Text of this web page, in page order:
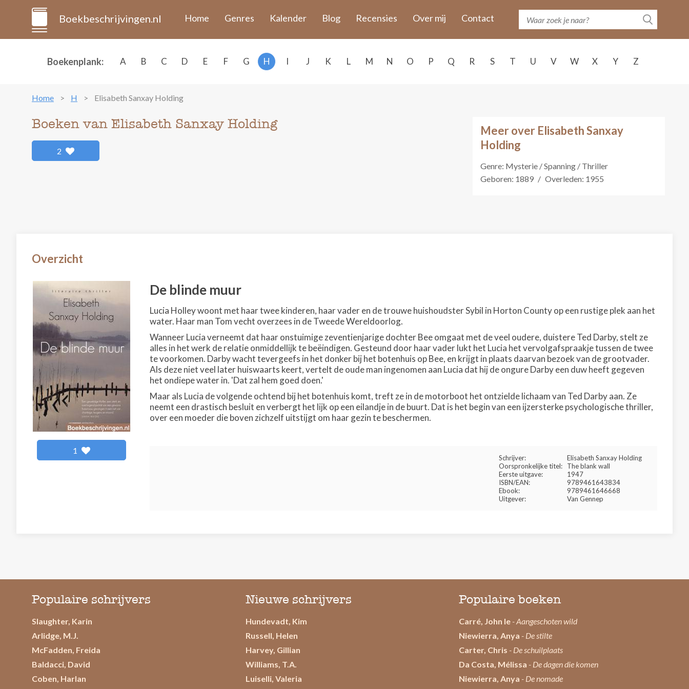
Boekbeschrijvingen.nl Home Genres Kalender Blog Recensies Over mij Contact
Boekenplank: A B C D E F G H I J K L M N O P Q R S T U V W X Y Z
Home H Elisabeth Sanxay Holding
Meer over Elisabeth Sanxay
Holding
Genre: Mysterie / Spanning / Thriller
Geboren: 1889 / Overleden: 1955
Boeken van Elisabeth Sanxay Holding
2
Overzicht
1
De blinde muur
Lucia Holley woont met haar twee kinderen, haar vader en de trouwe huishoudster Sybil in Horton County op een rustige plek aan het
water. Haar man Tom vecht overzees in de Tweede Wereldoorlog.
Wanneer Lucia verneemt dat haar onstuimige zeventienjarige dochter Bee omgaat met de veel oudere, duistere Ted Darby, stelt ze
alles in het werk de relatie onmiddellijk te beëindigen. Gesteund door haar vader lukt het Lucia het vervolgafspraakje tussen de twee
te voorkomen. Darby wacht tevergeefs in het donker bij het botenhuis op Bee, en krijgt in plaats daarvan bezoek van de grootvader.
Als deze niet veel later huiswaarts keert, vertelt de oude man ingenomen aan Lucia dat hij de ongure Darby een duw heeft gegeven
het ondiepe water in. 'Dat zal hem goed doen.'
Maar als Lucia de volgende ochtend bij het botenhuis komt, treft ze in de motorboot het ontzielde lichaam van Ted Darby aan. Ze
neemt een drastisch besluit en verbergt het lijk op een eilandje in de buurt. Dat is het begin van een ijzersterke psychologische thriller,
over een moeder die boven zichzelf uitstijgt om haar gezin te beschermen.
Schrijver:
Elisabeth Sanxay Holding
Oorspronkelijke titel:
The blank wall
Eerste uitgave:
1947
ISBN/EAN:
9789461643834
Ebook:
9789461646668
Uitgever:
Van Gennep
Populaire schrijvers
Slaughter, Karin
Arlidge, M.J.
McFadden, Freida
Baldacci, David
Coben, Harlan
Nieuwe schrijvers
Hundevadt, Kim
Russell, Helen
Harvey, Gillian
Williams, T.A.
Luiselli, Valeria
Populaire boeken
Carré, John le - Aangeschoten wild
Niewierra, Anya - De stilte
Carter, Chris - De schuilplaats
Da Costa, Mélissa - De dagen die komen
Niewierra, Anya - De nomade